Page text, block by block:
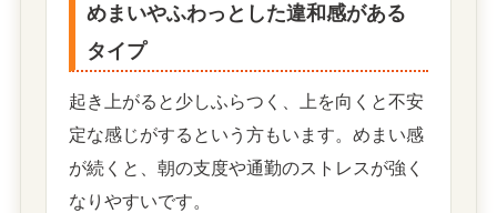
めまいやふわっとした違和感がある
タイプ
起き上がると少しふらつく、上を向くと不安
定な感じがするという方もいます。めまい感
が続くと、朝の支度や通勤のストレスが強く
なりやすいです。